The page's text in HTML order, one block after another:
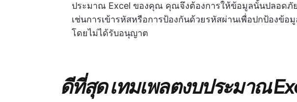
ประมาณ Excel ของคุณ คุณจึงต้องการให้ข้อมูลนั้นปลอด
เช่นการเข้ารหัสหรือการป้องกันด้วยรหัสผ่านเพื่อปกป้องข้
โดยไม่ได้รับอนุญาต
ดีที่สุดเทมเพลตงบประมาณ